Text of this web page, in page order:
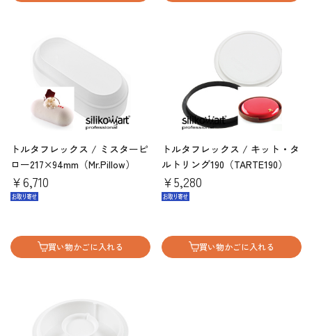
トルタフレックス / ミスターピ
ロー217×94mm（Mr.Pillow）
￥6,710
買い物かごに入れる
トルタフレックス / キット・タ
ルトリング190（TARTE190）
￥5,280
買い物かごに入れる